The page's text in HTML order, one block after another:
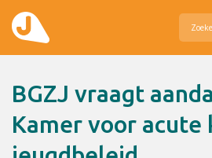
Hier zetten wij ons voor in
Over Jeugdzorg Nederland
BGZJ vraagt aandacht Tweede
Kamer voor acute